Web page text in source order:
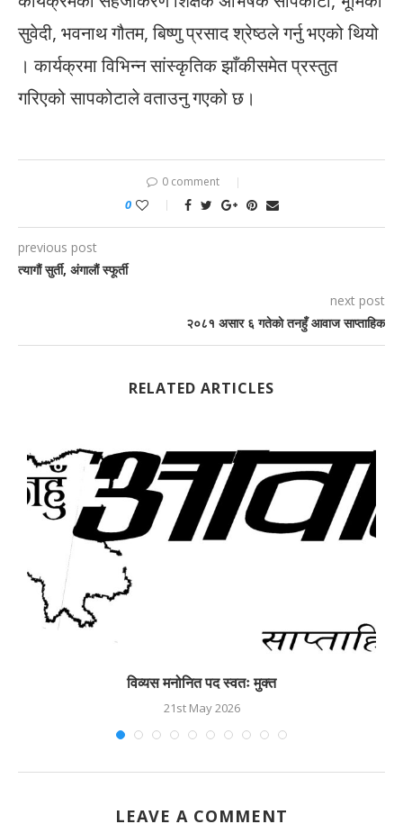
सुवेदी, भवनाथ गौतम, बिष्णु प्रसाद श्रेष्ठले गर्नु भएको थियो
। कार्यक्रमा विभिन्न सांस्कृतिक झाँकीसमेत प्रस्तुत
गरिएको सापकोटाले वताउनु गएको छ।
0 comment
0
previous post
त्यागौं सुर्ती, अंगालौं स्फूर्ती
next post
२०८१ असार ६ गतेकाे तनहुँ आवाज साप्ताहिक
RELATED ARTICLES
विव्यस मनोनित पद स्वतः मुक्त
21st May 2026
LEAVE A COMMENT